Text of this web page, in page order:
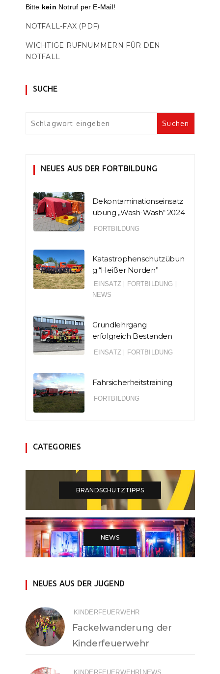
Bitte kein Notruf per E-Mail!
NOTFALL-FAX (PDF)
WICHTIGE RUFNUMMERN FÜR DEN
NOTFALL
SUCHE
NEUES AUS DER FORTBILDUNG
Dekontaminationseinsatz
übung „Wash-Wash“ 2024
FORTBILDUNG
Katastrophenschutzübun
g “Heißer Norden”
EINSATZ FORTBILDUNG
NEWS
Grundlehrgang
erfolgreich Bestanden
EINSATZ FORTBILDUNG
Fahrsicherheitstraining
FORTBILDUNG
CATEGORIES
BRANDSCHUTZTIPPS
NEWS
NEUES AUS DER JUGEND
KINDERFEUERWEHR
Fackelwanderung der
Kinderfeuerwehr
KINDERFEUERWEHR NEWS